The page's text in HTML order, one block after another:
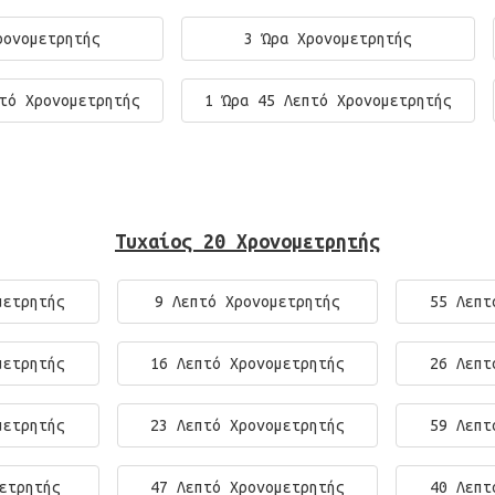
3 Ώρα Χρονομετρητής
Χρονομετρητής 1 Ώρα 45 Λεπτό Χρονομετρητής
Τυχαίος 20 Χρονομετρητής
9 Λεπτό Χρονομετρητής 55
16 Λεπτό Χρονομετρητής 26
23 Λεπτό Χρονομετρητής 59
47 Λεπτό Χρονομετρητής 40